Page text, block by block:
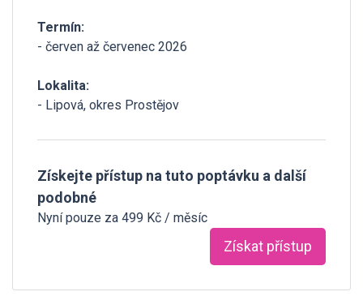
Termín:
- červen až červenec 2026
Lokalita:
- Lipová, okres Prostějov
Získejte přístup na tuto poptávku a další
podobné
Nyní pouze za 499 Kč / měsíc
Získat přístup